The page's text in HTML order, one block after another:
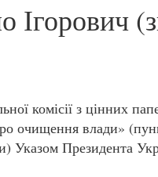
комісії з цінних
очищення влади»
Указом Президента